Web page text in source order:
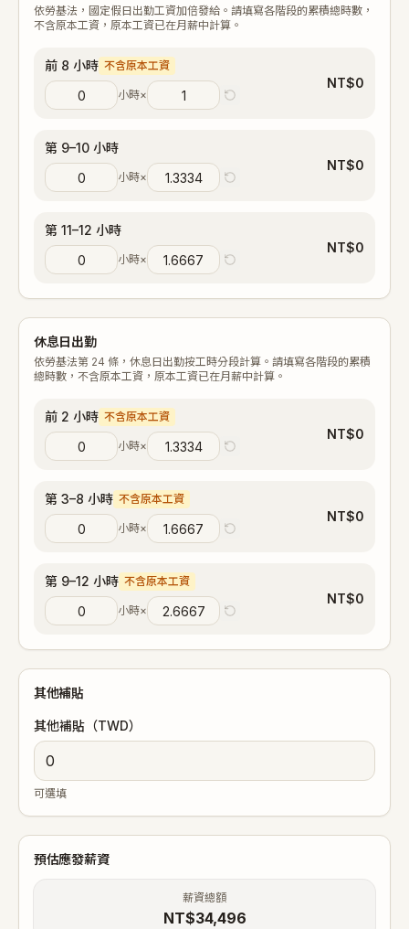
依勞基法，國定假日出勤工資加倍發給。請填寫各階段的累積總時數，
不含原本工資，原本工資已在月薪中計算。
前 8 小時 不含原本工資
小時×
NT$0
第 9–10 小時
小時×
NT$0
第 11–12 小時
小時×
NT$0
休息日出勤
依勞基法第 24 條，休息日出勤按工時分段計算。請填寫各階段的累積
總時數，不含原本工資，原本工資已在月薪中計算。
前 2 小時 不含原本工資
小時×
NT$0
第 3–8 小時 不含原本工資
小時×
NT$0
第 9–12 小時 不含原本工資
小時×
NT$0
其他補貼
其他補貼（TWD）
可選填
預估應發薪資
薪資總額
NT$34,496